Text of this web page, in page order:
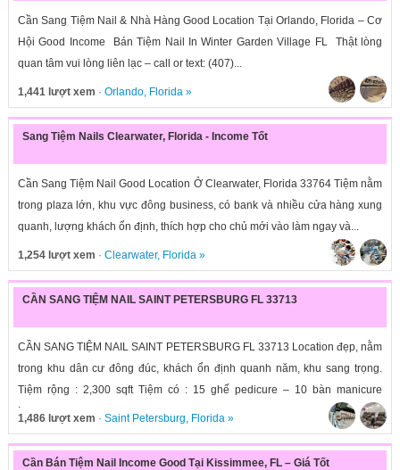
Cần Sang Tiệm Nail & Nhà Hàng Good Location Tại Orlando, Florida – Cơ
Hội Good Income Bán Tiệm Nail In Winter Garden Village FL Thật lòng
quan tâm vui lòng liên lạc – call or text: (407)...
1,441 lượt xem · Orlando, Florida»
Sang Tiệm Nails Clearwater, Florida - Income Tốt
Cần Sang Tiệm Nail Good Location Ở Clearwater, Florida 33764 Tiệm nằm
trong plaza lớn, khu vực đông business, có bank và nhiều cửa hàng xung
quanh, lượng khách ổn định, thích hợp cho chủ mới vào làm ngay và...
1,254 lượt xem · Clearwater, Florida»
CẦN SANG TIỆM NAIL SAINT PETERSBURG FL 33713
CẦN SANG TIỆM NAIL SAINT PETERSBURG FL 33713 Location đẹp, nằm
trong khu dân cư đông đúc, khách ổn định quanh năm, khu sang trọng.
Tiệm rộng : 2,300 sqft Tiệm có : 15 ghế pedicure – 10 bàn manicure
Income:...
1,486 lượt xem · Saint Petersburg, Florida»
Cần Bán Tiệm Nail Income Good Tại Kissimmee, FL – Giá Tốt